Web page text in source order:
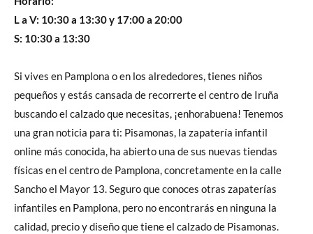
L a V: 10:30 a 13:30 y 17:00 a 20:00
S: 10:30 a 13:30
Si vives en Pamplona o en los alrededores, tienes niños
pequeños y estás cansada de recorrerte el centro de Iruña
buscando el calzado que necesitas, ¡enhorabuena! Tenemos
una gran noticia para ti: Pisamonas, la zapatería infantil
online más conocida, ha abierto una de sus nuevas tiendas
físicas en el centro de Pamplona, concretamente en la calle
Sancho el Mayor 13. Seguro que conoces otras zapaterías
infantiles en Pamplona, pero no encontrarás en ninguna la
calidad, precio y diseño que tiene el calzado de Pisamonas.